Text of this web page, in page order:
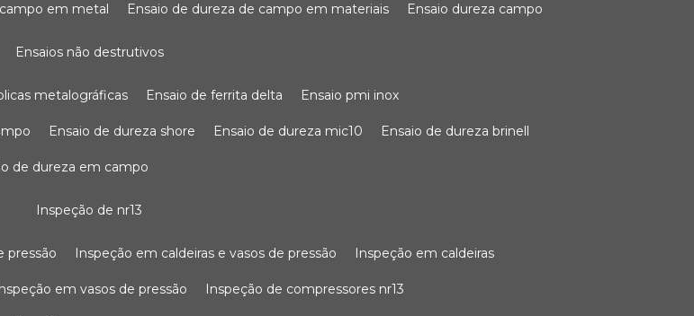
campo em metal ensaio de dureza de campo em materiais ensaio dureza campo
ensaios não destrutivos
metalográficas ensaio de ferrita delta ensaio pmi inox
ensaio de dureza shore ensaio de dureza mic10 ensaio de dureza brinell
de dureza em campo
inspeção de nr13
pressão inspeção em caldeiras e vasos de pressão inspeção em caldeiras
inspeção em vasos de pressão inspeção de compressores nr13